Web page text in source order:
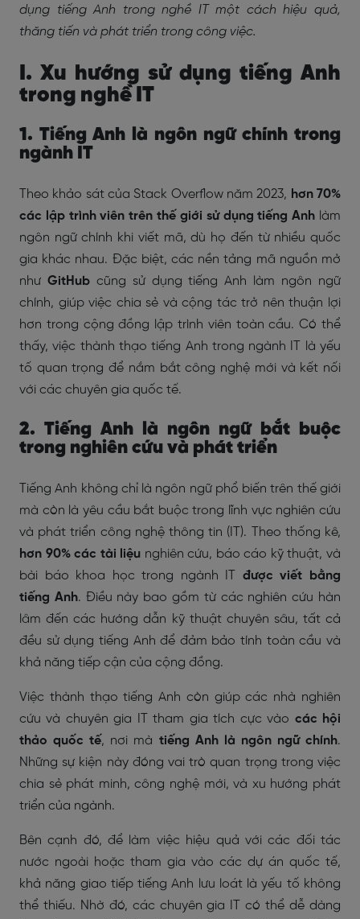
dụng tiếng Anh trong nghề IT một cách hiệu quả,
thăng tiến và phát triển trong công việc.
I. Xu hướng sử dụng tiếng Anh
trong nghề IT
1. Tiếng Anh là ngôn ngữ chính trong
ngành IT
Theo khảo sát của Stack Overflow năm 2023, hơn 70%
các lập trình viên trên thế giới sử dụng tiếng Anh làm
ngôn ngữ chính khi viết mã, dù họ đến từ nhiều quốc
gia khác nhau. Đặc biệt, các nền tảng mã nguồn mở
như GitHubcũng sử dụng tiếng Anh làm ngôn ngữ
chính, giúp việc chia sẻ và cộng tác trở nên thuận lợi
hơn trong cộng đồng lập trình viên toàn cầu. Có thể
thấy, việc thành thạo tiếng Anh trong ngành IT là yếu
tố quan trọng để nắm bắt công nghệ mới và kết nối
với các chuyên gia quốc tế.
2. Tiếng Anh là ngôn ngữ bắt buộc
trong nghiên cứu và phát triển
Tiếng Anh không chỉ là ngôn ngữ phổ biến trên thế giới
mà còn là yêu cầu bắt buộc trong lĩnh vực nghiên cứu
và phát triển công nghệ thông tin (IT). Theo thống kê,
hơn 90% các tài liệu nghiên cứu, báo cáo kỹ thuật, và
bài báo khoa học trong ngành IT được viết bằng
tiếng Anh. Điều này bao gồm từ các nghiên cứu hàn
lâm đến các hướng dẫn kỹ thuật chuyên sâu, tất cả
đều sử dụng tiếng Anh để đảm bảo tính toàn cầu và
khả năng tiếp cận của cộng đồng.
Việc thành thạo tiếng Anh còn giúp các nhà nghiên
cứu và chuyên gia IT tham gia tích cực vào các hội
thảo quốc tế, nơi mà tiếng Anh là ngôn ngữ chính.
Những sự kiện này đóng vai trò quan trọng trong việc
chia sẻ phát minh, công nghệ mới, và xu hướng phát
triển của ngành.
Bên cạnh đó, để làm việc hiệu quả với các đối tác
nước ngoài hoặc tham gia vào các dự án quốc tế,
khả năng giao tiếp tiếng Anh lưu loát là yếu tố không
thể thiếu. Nhờ đó, các chuyên gia IT có thể dễ dàng